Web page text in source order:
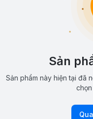
Sản
Sản phẩm này hiện tại đã